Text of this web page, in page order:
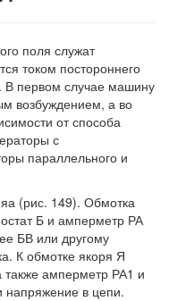
поля служат
током постороннего
В первом случае машину
возбуждением, а во
от способа
с
параллельного и
(рис. 149). Обмотка
Б и амперметр РА
БВ или другому
К обмотке якоря Я
также амперметр РА1 и
напряжение в цепи.